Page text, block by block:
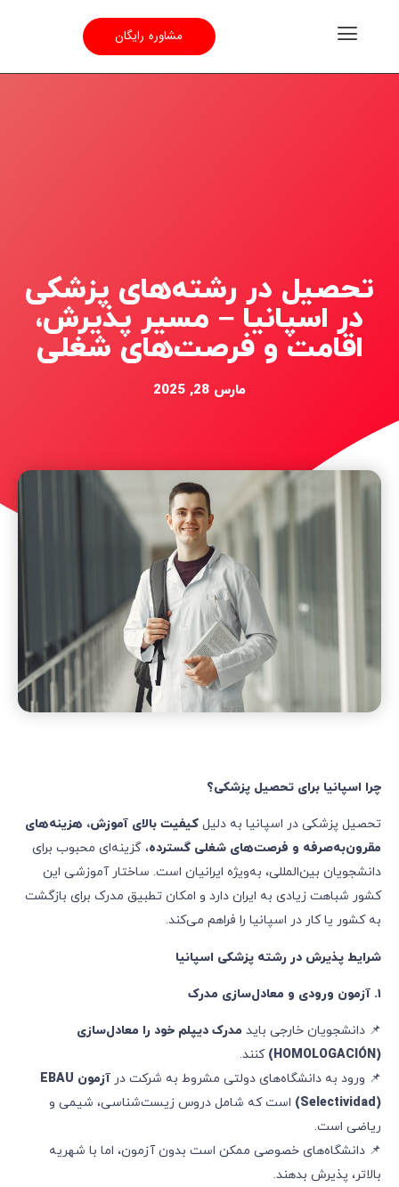
مشاوره رایگان
تحصیل در رشته‌های پزشکی
در اسپانیا – مسیر پذیرش،
اقامت و فرصت‌های شغلی
مارس 28, 2025
چرا اسپانیا برای تحصیل پزشکی؟
تحصیل پزشکی در اسپانیا به دلیلکیفیت بالای آموزش، هزینه‌های
مقرون‌به‌صرفه و فرصت‌های شغلی گسترده، گزینه‌ای محبوب برای
دانشجویان بین‌المللی، به‌ویژه ایرانیان است. ساختار آموزشی این
کشور شباهت زیادی به ایران دارد و امکان تطبیق مدرک برای بازگشت
به کشور یا کار در اسپانیا را فراهم می‌کند.
شرایط پذیرش در رشته پزشکی اسپانیا
۱. آزمون ورودی و معادل‌سازی مدرک
📌 دانشجویان خارجی باید مدرک دیپلم خود را معادل‌سازی
(HOMOLOGACIÓN)
کنند.
📌 ورود به دانشگاه‌های دولتی مشروط به شرکت درآزمون EBAU
(Selectividad)است که شامل دروس زیست‌شناسی، شیمی و
ریاضی است.
📌 دانشگاه‌های خصوصی ممکن است بدون آزمون، اما با شهریه
بالاتر، پذیرش بدهند.